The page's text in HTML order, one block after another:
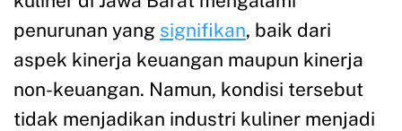
penurunan yang signifikan, baik dari
aspek kinerja keuangan maupun kinerja
non-keuangan. Namun, kondisi tersebut
tidak menjadikan industri kuliner menjadi